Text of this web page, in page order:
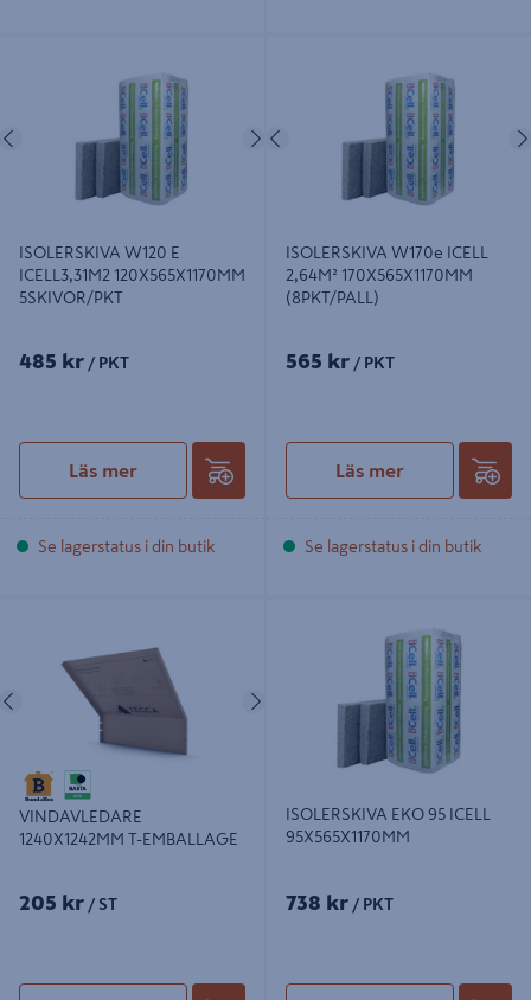
Nästa
ISOLERSKIVA W120 E
ICELL3,31M2 120X565X1170MM
5SKIVOR/PKT
485 kr / PKT
Läs mer
Se lagerstatus i din butik
ISOLERSKIVA W170e ICELL
2,64M² 170X565X1170MM
(8PKT/PALL)
565 kr / PKT
Läs mer
Se lagerstatus i din butik
Föregående
VINDAVLEDARE
1240X1242MM T-EMBALLAGE
205 kr / ST
ISOLERSKIVA EKO 95 ICELL
95X565X1170MM
738 kr / PKT